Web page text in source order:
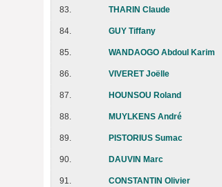
83. THARIN Claude
84. GUY Tiffany
85. WANDAOGO Abdoul Karim
86. VIVERET Joëlle
87. HOUNSOU Roland
88. MUYLKENS André
89. PISTORIUS Sumac
90. DAUVIN Marc
91. CONSTANTIN Olivier